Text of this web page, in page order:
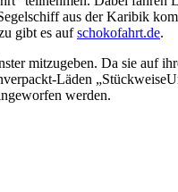
aus der Karibik
gibt es aufschokofahrt.de.
mitzugeben. Da sie auf
Läden
werden.